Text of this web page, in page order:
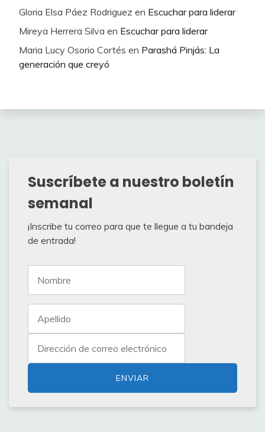
Gloria Elsa Páez Rodriguez en Escuchar para liderar
Mireya Herrera Silva en Escuchar para liderar
Maria Lucy Osorio Cortés en Parashá Pinjás: La
generación que creyó
Suscríbete a nuestro boletín
semanal
¡Inscribe tu correo para que te llegue a tu bandeja
de entrada!